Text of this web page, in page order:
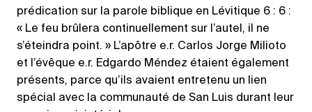
prédication sur la parole biblique en Lévitique 6 : 6 :
« Le feu brûlera continuellement sur l’autel, il ne
s’éteindra point. » L’apôtre e.r. Carlos Jorge Milioto
et l’évêque e.r. Edgardo Méndez étaient également
présents, parce qu’ils avaient entretenu un lien
spécial avec la communauté de San Luis durant leur